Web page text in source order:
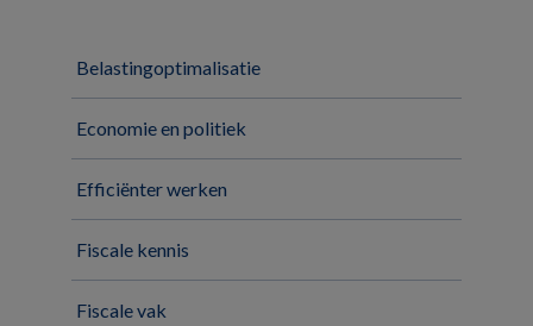
Belastingoptimalisatie
Economie en politiek
Efficiënter werken
Fiscale kennis
Fiscale vak